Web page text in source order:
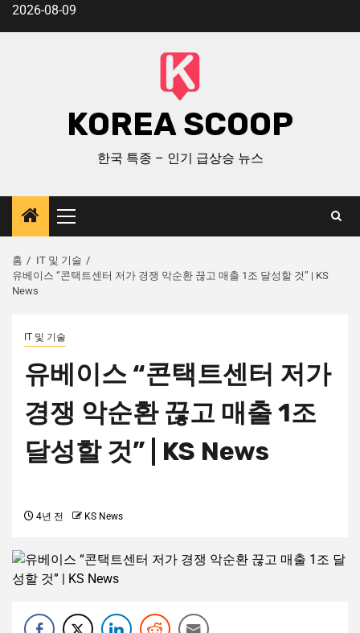
2026-08-09
KOREA SCOOP
한국 특종 – 인기 급상승 뉴스
홈
IT 및 기술
유베이스 “콘택트센터 저가 경쟁 악순환 끊고 매출 1조 달성할 것” | KS
News
IT 및 기술
유베이스 “콘택트센터 저가
경쟁 악순환 끊고 매출 1조
달성할 것” | KS News
4년 전 KS News